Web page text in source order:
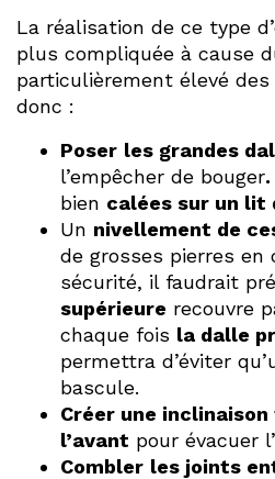
La réalisation de ce type
plus compliquée à cause
particulièrement élevé
donc :
Poser les grandes
l’empêcher de bouger.
bien calées sur un lit
Un nivellement de
de grosses pierres en
sécurité, il faudrait
supérieure recouvre
chaque fois la dalle
permettra d’éviter
bascule.
Créer une
l’avant pour évacuer
Combler les joints